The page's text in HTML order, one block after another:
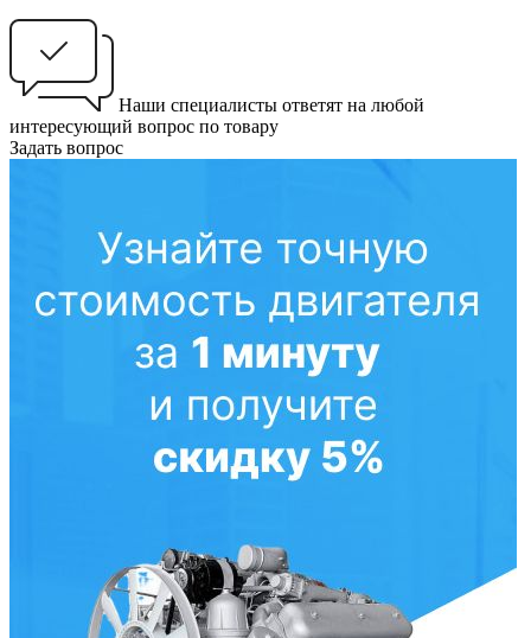
Наши специалисты ответят на любой
интересующий вопрос по товару
Задать вопрос